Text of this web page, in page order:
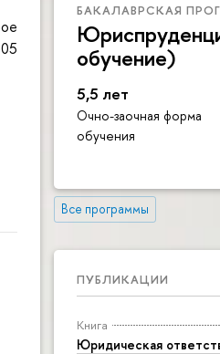
БАКАЛАВРСКАЯ
обучение)
5,5 лет
Очно-заочная форма
обучения
Все программы
ПУБЛИКАЦИИ
Книга
Юридическая